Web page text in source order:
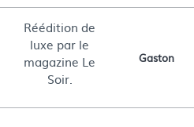
Réédition de
luxe par le
magazine Le
Soir.
Gaston